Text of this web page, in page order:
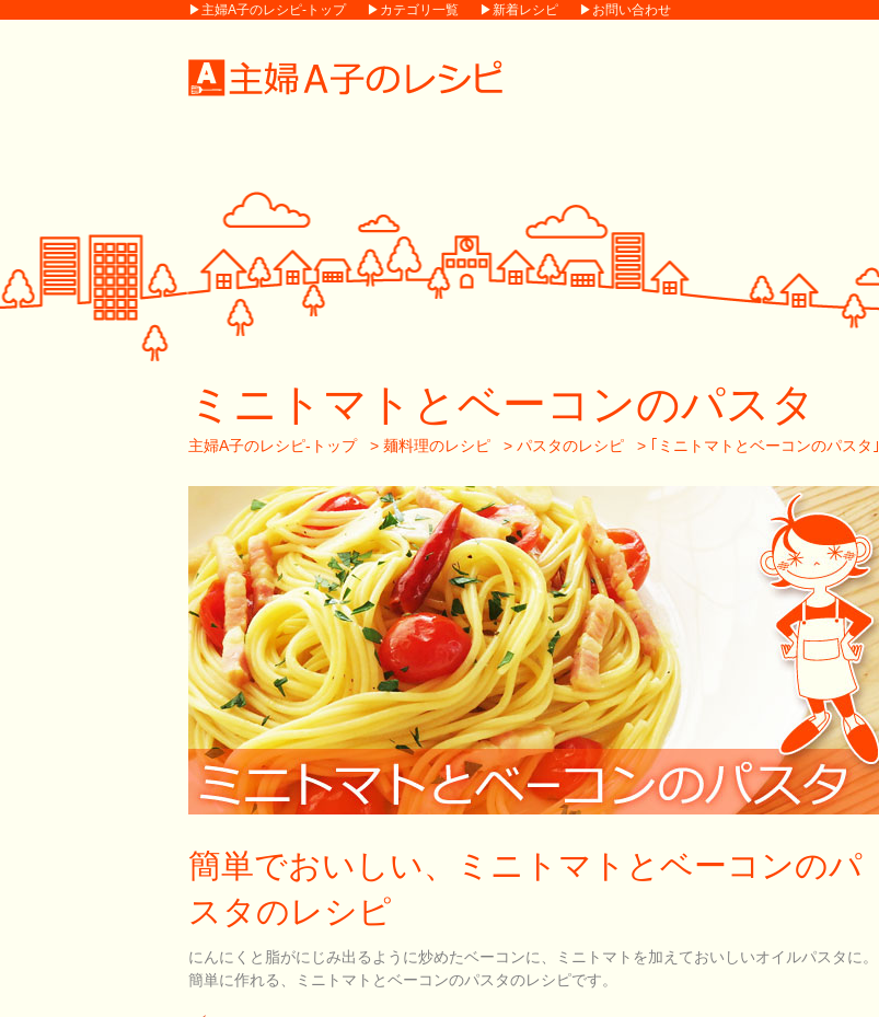
▶主婦A子のレシピ-トップ ▶カテゴリ一覧 ▶新着レシピ ▶お問い合わせ
ミニトマトとベーコンのパスタ
主婦A子のレシピ-トップ > 麺料理のレシピ > パスタのレシピ > ｢ミニトマトとベーコンのパスタ｣
簡単でおいしい、ミニトマトとベーコンのパ
スタのレシピ
にんにくと脂がにじみ出るように炒めたベーコンに、ミニトマトを加えておいしいオイルパスタに。
簡単に作れる、ミニトマトとベーコンのパスタのレシピです。